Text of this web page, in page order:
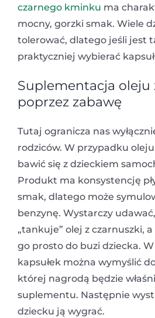
czarnego kminku ma
mocny, gorzki smak. Wiele
tolerować, dlatego jeśli jest
praktyczniej wybierać
Suplementacja oleju
poprzez zabawę
Tutaj ogranicza nas
rodziców. W przypadku
bawić się z dzieckiem
Produkt ma konsystencję
smak, dlatego może
benzynę. Wystarczy
„tankuje” olej z czarnuszki,
go prosto do buzi dziecka.
kapsułek można wymyślić
której nagrodą będzie
suplementu. Następnie
dziecku ją wygrać.